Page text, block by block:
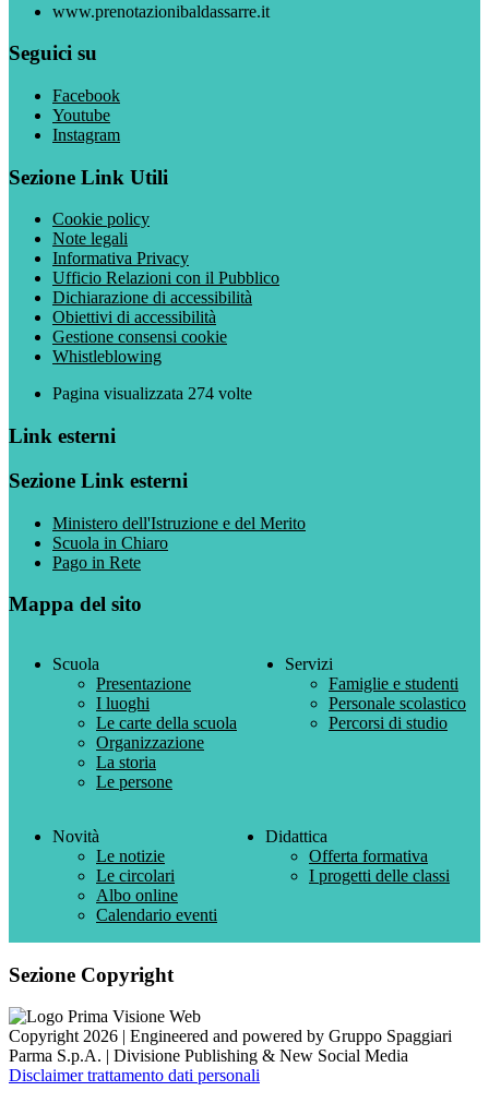
www.prenotazionibaldassarre.it
Seguici su
Facebook
Youtube
Instagram
Sezione Link Utili
Cookie policy
Note legali
Informativa Privacy
Ufficio Relazioni con il Pubblico
Dichiarazione di accessibilità
Obiettivi di accessibilità
Gestione consensi cookie
Whistleblowing
Pagina visualizzata 274 volte
Link esterni
Sezione Link esterni
Ministero dell'Istruzione e del Merito
Scuola in Chiaro
Pago in Rete
Mappa del sito
Scuola
Presentazione
I luoghi
Le carte della scuola
Organizzazione
La storia
Le persone
Servizi
Famiglie e studenti
Personale scolastico
Percorsi di studio
Novità
Le notizie
Le circolari
Albo online
Calendario eventi
Didattica
Offerta formativa
I progetti delle classi
Sezione Copyright
Copyright 2026 | Engineered and powered by Gruppo Spaggiari
Parma S.p.A. | Divisione Publishing & New Social Media
Disclaimer trattamento dati personali